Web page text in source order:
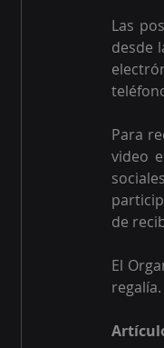
Las
desde
Para
video
de
El
regalía.